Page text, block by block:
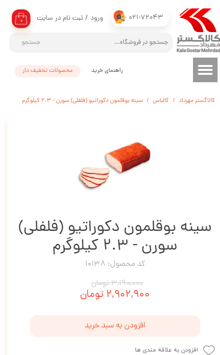
021-72043
جستجو
۰ ورود / ثبت نام در سایت
حساب کاربری من
تغییر گذر واژه
سفارشات
محصولات تحفیف دار راهنمای خرید
کالاگستر مهرداد کالباس سینه بوقلمون دکوراتیو (فلفلی) سورن - 2.3 کیلوگرم
سینه بوقلمون دکوراتیو (فلفلی)
سورن - 2.3 کیلوگرم
کد محصول: 10138
۳,۱۹۰,۰۰۰ تومان
۲,۹۰۲,۹۰۰ تومان
افزودن به سبد خرید
افزودن به علاقه مندی ها